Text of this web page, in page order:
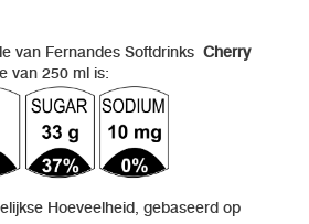
van Fernandes Softdrinks Cherry
van 250 ml is:
Hoeveelheid, gebaseerd op